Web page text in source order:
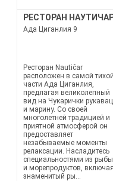
РЕСТОРАН
Ада Циганлия 9
Ресторан Nautičar
расположен в самой тихой
части Ада Циганлия,
предлагая великолепный
вид на Чукарички рукавац
и марину. Со своей
многолетней традицией и
приятной атмосферой он
предоставляет
незабываемые моменты
релаксации. Насладитесь
специальностями из рыбы
и морепродуктов, включая
знаменитый ры...